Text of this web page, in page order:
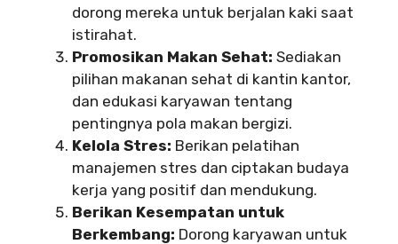
dorong mereka untuk berjalan kaki saat
istirahat.
Promosikan Makan Sehat: Sediakan
pilihan makanan sehat di kantin kantor,
dan edukasi karyawan tentang
pentingnya pola makan bergizi.
Kelola Stres: Berikan pelatihan
manajemen stres dan ciptakan budaya
kerja yang positif dan mendukung.
Berikan Kesempatan untuk
Berkembang: Dorong karyawan untuk